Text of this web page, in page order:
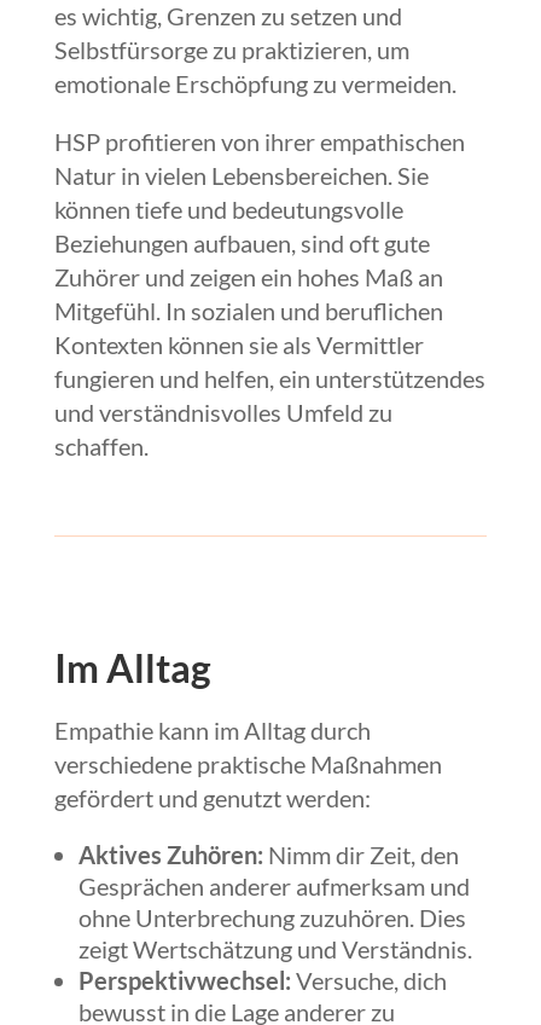
es wichtig, Grenzen zu setzen und
Selbstfürsorge zu praktizieren, um
emotionale Erschöpfung zu vermeiden.
HSP profitieren von ihrer empathischen
Natur in vielen Lebensbereichen. Sie
können tiefe und bedeutungsvolle
Beziehungen aufbauen, sind oft gute
Zuhörer und zeigen ein hohes Maß an
Mitgefühl. In sozialen und beruflichen
Kontexten können sie als Vermittler
fungieren und helfen, ein unterstützendes
und verständnisvolles Umfeld zu
schaffen.
Im Alltag
Empathie kann im Alltag durch
verschiedene praktische Maßnahmen
gefördert und genutzt werden:
Aktives Zuhören: Nimm dir Zeit, den
Gesprächen anderer aufmerksam und
ohne Unterbrechung zuzuhören. Dies
zeigt Wertschätzung und Verständnis.
Perspektivwechsel: Versuche, dich
bewusst in die Lage anderer zu